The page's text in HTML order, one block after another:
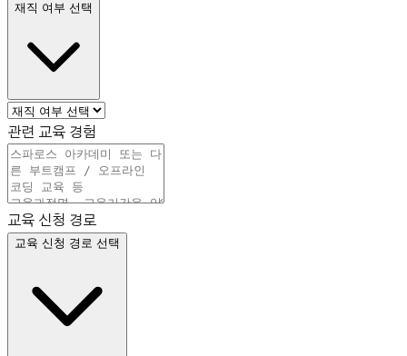
재직 여부 선택
관련 교육 경험
교육 신청 경로
교육 신청 경로 선택